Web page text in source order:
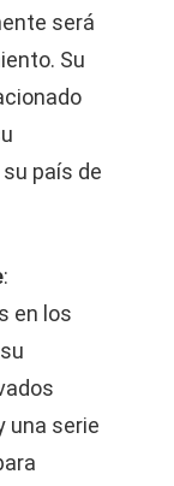
será
Su
país de
:
en los
una serie